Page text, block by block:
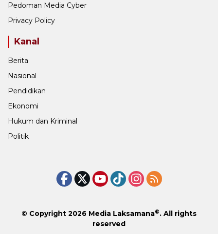
Pedoman Media Cyber
Privacy Policy
Kanal
Berita
Nasional
Pendidikan
Ekonomi
Hukum dan Kriminal
Politik
© Copyright 2026 Media Laksamana®. All rights
reserved